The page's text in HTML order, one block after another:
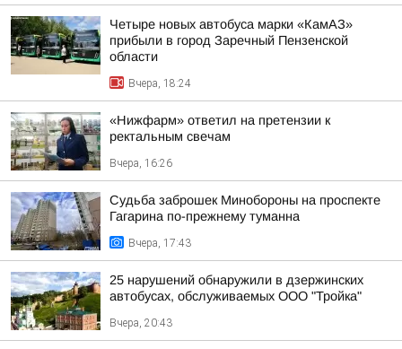
Четыре новых автобуса марки «КамАЗ»
прибыли в город Заречный Пензенской
области
Вчера, 18:24
«Нижфарм» ответил на претензии к
ректальным свечам
Вчера, 16:26
Судьба заброшек Минобороны на проспекте
Гагарина по-прежнему туманна
Вчера, 17:43
25 нарушений обнаружили в дзержинских
автобусах, обслуживаемых ООО "Тройка"
Вчера, 20:43